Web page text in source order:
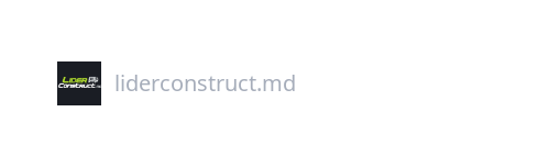
liderconstruct.md